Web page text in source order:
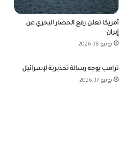
أمريكا تعلن رفع الحصار البحري عن
إيران
يونيو 18, 2026
ترامب يوجه رسالة تحذيرية لإسرائيل
يونيو 17, 2026